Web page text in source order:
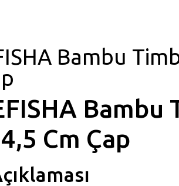
Bambu
Bambu
Cm Çap